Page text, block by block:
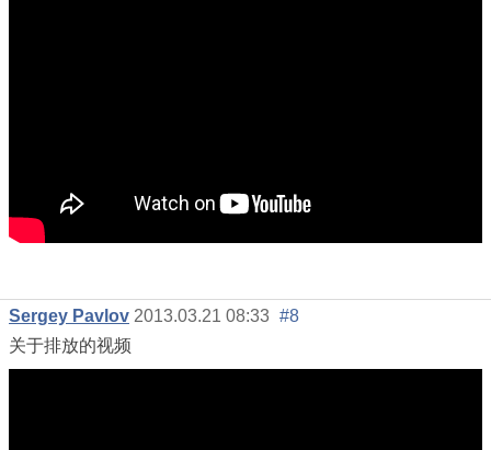
Sergey Pavlov 2013.03.21 08:33 #8
关于排放的视频